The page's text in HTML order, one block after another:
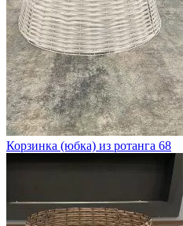
Корзинка (юбка) из ротанга 68